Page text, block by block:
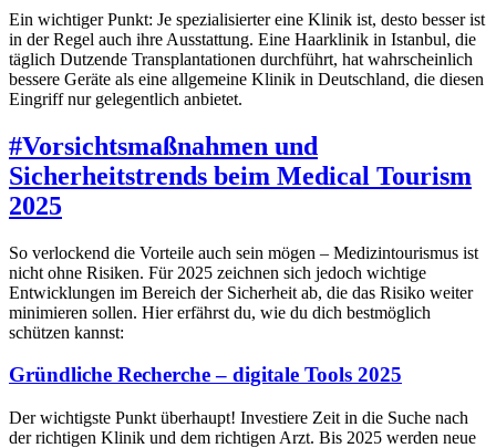
Ein wichtiger Punkt: Je spezialisierter eine Klinik ist, desto besser ist
in der Regel auch ihre Ausstattung. Eine Haarklinik in Istanbul, die
täglich Dutzende Transplantationen durchführt, hat wahrscheinlich
bessere Geräte als eine allgemeine Klinik in Deutschland, die diesen
Eingriff nur gelegentlich anbietet.
#Vorsichtsmaßnahmen und
Sicherheitstrends beim Medical Tourism
2025
So verlockend die Vorteile auch sein mögen – Medizintourismus ist
nicht ohne Risiken. Für 2025 zeichnen sich jedoch wichtige
Entwicklungen im Bereich der Sicherheit ab, die das Risiko weiter
minimieren sollen. Hier erfährst du, wie du dich bestmöglich
schützen kannst:
Gründliche Recherche – digitale Tools 2025
Der wichtigste Punkt überhaupt! Investiere Zeit in die Suche nach
der richtigen Klinik und dem richtigen Arzt. Bis 2025 werden neue